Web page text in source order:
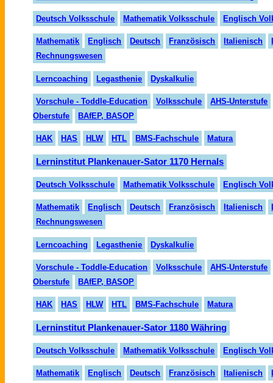
Deutsch Volksschule Mathematik Volksschule Englisch
Mathematik Englisch Deutsch Französisch Italienisch
Rechnungswesen
Lerncoaching Legasthenie Dyskalkulie
Vorschule - Toddle-Education Volksschule
AHS-Unterstufe
Oberstufe
BAfEP, BASOP
HAK HAS HLW HTL BMS-Fachschule Matura
Lerninstitut Plankenauer-Sator 1170 Hernals
Deutsch Volksschule Mathematik Volksschule Englisch
Mathematik Englisch Deutsch Französisch Italienisch
Rechnungswesen
Lerncoaching Legasthenie Dyskalkulie
Vorschule - Toddle-Education Volksschule
AHS-Unterstufe
Oberstufe
BAfEP, BASOP
HAK HAS HLW HTL BMS-Fachschule Matura
Lerninstitut Plankenauer-Sator 1180 Währing
Deutsch Volksschule Mathematik Volksschule Englisch
Mathematik Englisch Deutsch Französisch Italienisch